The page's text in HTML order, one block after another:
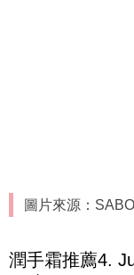
圖片來源：
潤手霜推薦4.